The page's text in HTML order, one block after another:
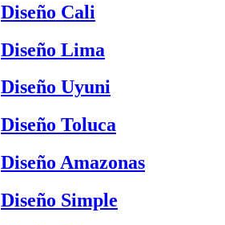
Diseño Cali
Diseño Lima
Diseño Uyuni
Diseño Toluca
Diseño Amazonas
Diseño Simple